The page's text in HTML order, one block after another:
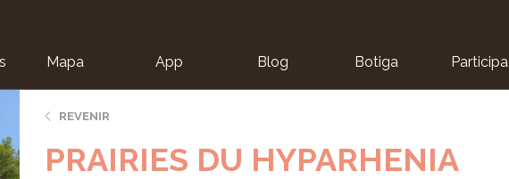
Mapa App Blog Botiga Participa
REVENIR
PRAIRIES DU HYPARHENIA